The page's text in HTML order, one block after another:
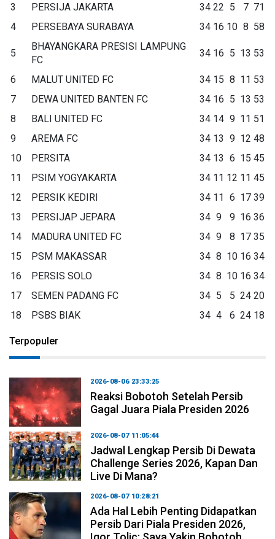
3
PERSIJA JAKARTA 34 22 5 7 71
4
PERSEBAYA SURABAYA 34 16 10 8 58
5
BHAYANGKARA PRESISI LAMPUNG
FC
34 16 5 13 53
6 MALUT UNITED FC 34 15 8 11 53
7
DEWA UNITED BANTEN FC 34 16 5 13 53
8
BALI UNITED FC 34 14 9 11 51
9
AREMA FC 34 13 9 12 48
10
PERSITA 34 13 6 15 45
11
PSIM YOGYAKARTA 34 11 12 11 45
12
PERSIK KEDIRI 34 11 6 17 39
13
PERSIJAP JEPARA 34 9 9 16 36
14
MADURA UNITED FC 34 9 8 17 35
15
PSM MAKASSAR 34 8 10 16 34
16
PERSIS SOLO 34 8 10 16 34
17
SEMEN PADANG FC 34 5 5 24 20
18
PSBS BIAK 34 4 6 24 18
Terpopuler
2026-08-06 23:33:25
Reaksi Bobotoh Setelah Persib
Gagal Juara Piala Presiden 2026
2026-08-07 11:05:44
Jadwal Lengkap Persib Di Dewata
Challenge Series 2026, Kapan Dan
Live Di Mana?
2026-08-07 10:28:21
Ada Hal Lebih Penting Didapatkan
Persib Dari Piala Presiden 2026,